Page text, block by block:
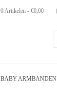
0 Artikelen - €0,00
BABY ARMBANDEN